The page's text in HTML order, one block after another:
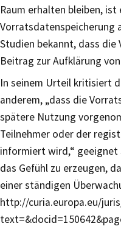
Raum erhalten bleiben,
Vorratsdatenspeicherung
Studien bekannt, dass die
Beitrag zur Aufklärung
In seinem Urteil kritisiert
anderem, „dass die
spätere Nutzung
Teilnehmer oder der
informiert wird,“
das Gefühl zu erzeugen,
einer ständigen
http://curia.europa.eu/